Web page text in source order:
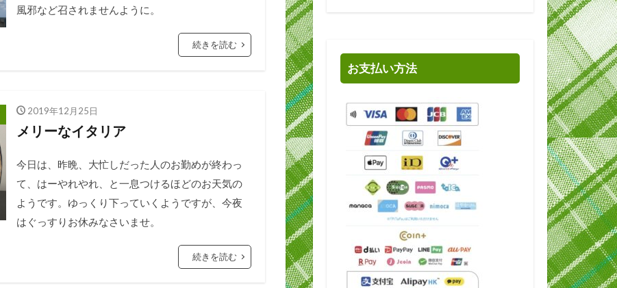
風邪など召されませんように。
続きを読む
2019年12月25日
メリーなイタリア
今日は、昨晩、大忙しだった人のお勤めが終わっ
て、はーやれやれ、と一息つけるほどのお天気の
ようです。ゆっくり下っていくようですが、今夜
はぐっすりお休みなさいませ。
続きを読む
お支払い方法